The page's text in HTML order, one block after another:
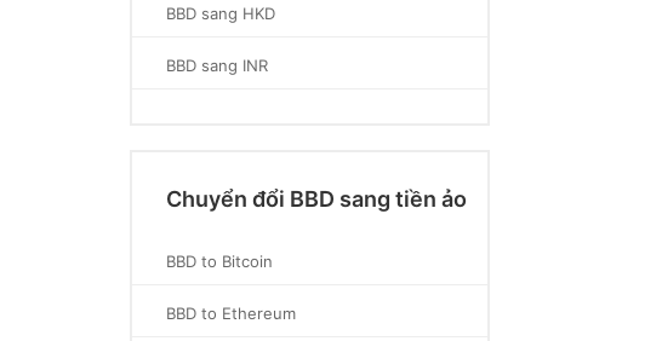
BBD sang HKD
BBD sang INR
Chuyển đổi BBD sang tiền ảo
BBD to Bitcoin
BBD to Ethereum